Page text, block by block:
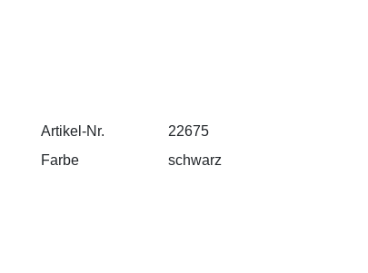
Artikel-Nr.
22675
Farbe
schwarz